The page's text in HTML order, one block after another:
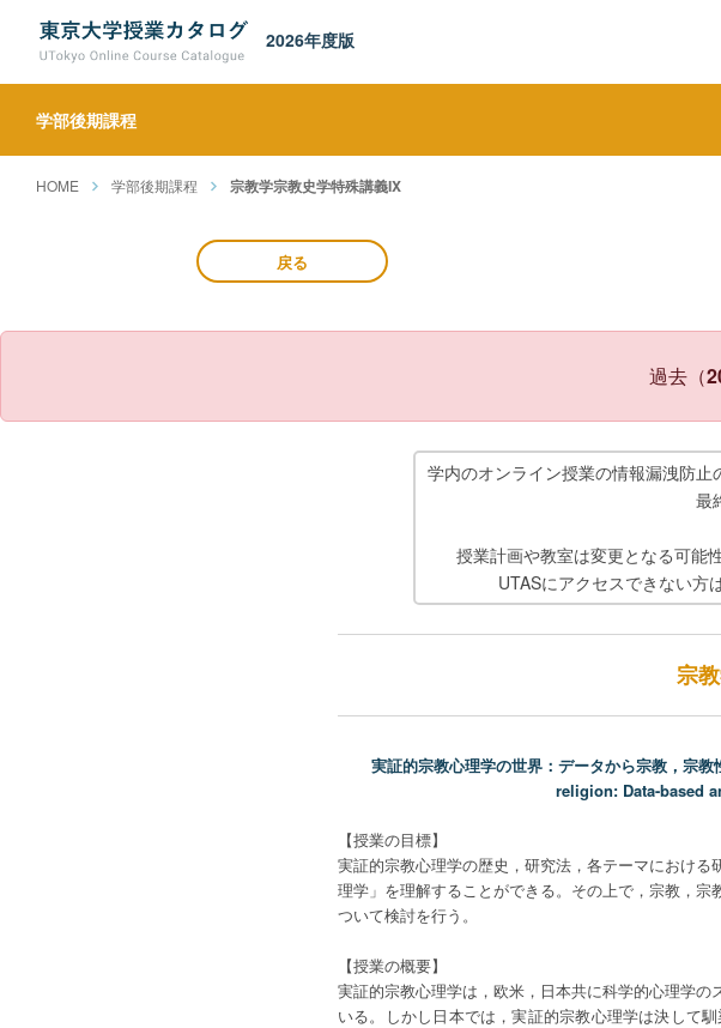
2026年度版
学部後期課程
HOME 学部後期課程 宗教学宗教史学特殊講義IX
戻る
過去（
学内のオンライン授業の情報漏洩防止
最
授業計画や教室は変更となる可能
UTASにアクセスできない方
宗
実証的宗教心理学の世界：データから宗教，宗
religion: Data-based
【授業の目標】
実証的宗教心理学の歴史，研究法，各テーマにおけ
理学」を理解することができる。その上で，宗教，
ついて検討を行う。
【授業の概要】
実証的宗教心理学は，欧米，日本共に科学的心理学
いる。しかし日本では，実証的宗教心理学は決して